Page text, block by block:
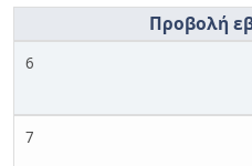
6
7